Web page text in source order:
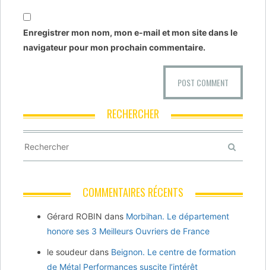
Enregistrer mon nom, mon e-mail et mon site dans le
navigateur pour mon prochain commentaire.
RECHERCHER
COMMENTAIRES RÉCENTS
Gérard ROBIN dans Morbihan. Le département
honore ses 3 Meilleurs Ouvriers de France
le soudeur dans Beignon. Le centre de formation
de Métal Performances suscite l’intérêt